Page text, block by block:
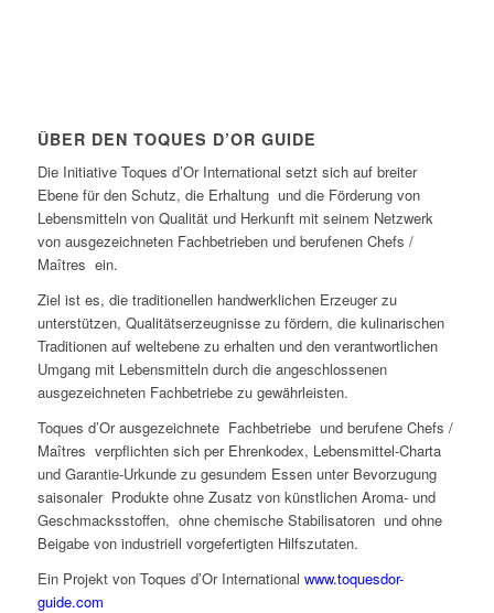
ÜBER DEN TOQUES D’OR GUIDE
Die Initiative Toques d’Or International setzt sich auf breiter
Ebene für den Schutz, die Erhaltung und die Förderung von
Lebensmitteln von Qualität und Herkunft mit seinem Netzwerk
von ausgezeichneten Fachbetrieben und berufenen Chefs /
Maîtres ein.
Ziel ist es, die traditionellen handwerklichen Erzeuger zu
unterstützen, Qualitätserzeugnisse zu fördern, die kulinarischen
Traditionen auf weltebene zu erhalten und den verantwortlichen
Umgang mit Lebensmitteln durch die angeschlossenen
ausgezeichneten Fachbetriebe zu gewährleisten.
Toques d’Or ausgezeichnete Fachbetriebe und berufene Chefs /
Maîtres verpflichten sich per Ehrenkodex, Lebensmittel-Charta
und Garantie-Urkunde zu gesundem Essen unter Bevorzugung
saisonaler Produkte ohne Zusatz von künstlichen Aroma- und
Geschmacksstoffen, ohne chemische Stabilisatoren und ohne
Beigabe von industriell vorgefertigten Hilfszutaten.
Ein Projekt von Toques d’Or International www.toquesdor-
guide.com